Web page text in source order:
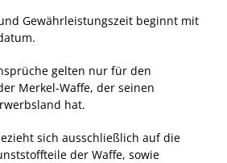
Gewährleistungszeit beginnt mit
gelten nur für den
Merkel-Waffe, der seinen
hat.
sich ausschließlich auf die
der Waffe, sowie